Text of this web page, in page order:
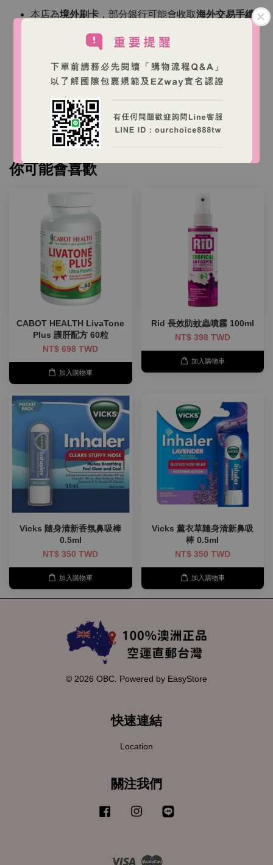
本店為境外刷卡 ，部分銀行可能會收取海外交易手續
（依各銀行規定）
本店商品為澳洲商家營運之跨境購物網站，商品由澳
洲出貨。
台灣消費者下單後，收件人需依台灣海關規定完成
EZWAY 實名認證與進口申報。
你可能會喜歡
CABOT HEALTH LivaTone
Plus 護肝配方 60粒
NT$ 698 TWD
加入購物車
Rid 長效防蚊蟲噴霧 100ml
NT$ 398 TWD
加入購物車
Vicks 隨身清新香氛鼻吸棒
0.5ml
NT$ 350 TWD
加入購物車
Vicks 薰衣草隨身清新鼻吸
棒 0.5ml
NT$ 350 TWD
加入購物車
© 2026 OBC. Powered by EasyStore
快速連結
Location
關注我們
Facebook Instagram
Visa Master